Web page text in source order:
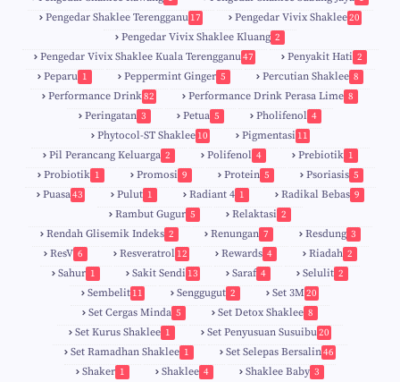
Pengedar Shaklee Terengganu 17 Pengedar Vivix Shaklee20
Pengedar Vivix Shaklee Kluang 2
Pengedar Vivix Shaklee Kuala Terengganu47 Penyakit Hati 2
Peparu 1 Peppermint Ginger 5 Percutian Shaklee 8
Performance Drink82 Performance Drink Perasa Lime 8
Peringatan 3 Petua 5 Pholifenol 4
Phytocol-ST Shaklee 10 Pigmentasi 11
Pil Perancang Keluarga 2 Polifenol 4 Prebiotik 1
Probiotik 1 Promosi 9 Protein 5 Psoriasis 5
Puasa43 Pulut 1 Radiant 4 1 Radikal Bebas 9
Rambut Gugur 5 Relaktasi 2
Rendah Glisemik Indeks 2 Renungan 7 Resdung 3
ResV 6 Resveratrol 12 Rewards 4 Riadah 2
Sahur 1 Sakit Sendi 13 Saraf 4 Selulit 2
Sembelit 11 Senggugut 2 Set 3M20
Set Cergas Minda 5 Set Detox Shaklee 8
Set Kurus Shaklee 1 Set Penyusuan Susuibu20
Set Ramadhan Shaklee 1 Set Selepas Bersalin46
Shaker 1 Shaklee 4 Shaklee Baby 3